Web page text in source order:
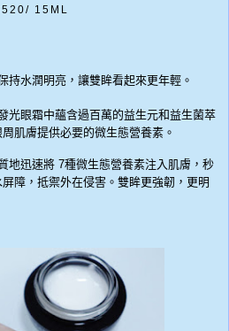
15ML
持水潤明亮，讓雙眸看起來更年輕。
光眼霜中蘊含過百萬的益生元和益生菌萃
肌膚提供必要的微生態營養素。
地迅速將 7種微生態營養素注入肌膚，秒
障，抵禦外在侵害。雙眸更強韌，更明